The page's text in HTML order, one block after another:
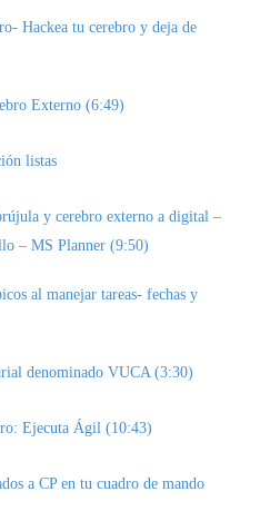
Hackea tu cerebro y deja de
Externo (6:49)
listas
y cerebro externo a digital –
– MS Planner (9:50)
al manejar tareas- fechas y
denominado VUCA (3:30)
Ejecuta Ágil (10:43)
a CP en tu cuadro de mando